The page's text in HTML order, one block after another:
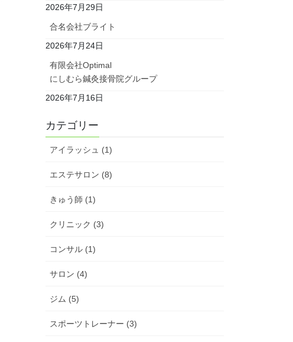
2026年7月29日
合名会社ブライト
2026年7月24日
有限会社Optimal
にしむら鍼灸接骨院グループ
2026年7月16日
カテゴリー
アイラッシュ (1)
エステサロン (8)
きゅう師 (1)
クリニック (3)
コンサル (1)
サロン (4)
ジム (5)
スポーツトレーナー (3)